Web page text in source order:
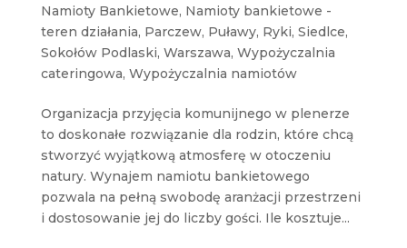
Namioty Bankietowe, Namioty bankietowe -
teren działania, Parczew, Puławy, Ryki, Siedlce,
Sokołów Podlaski, Warszawa, Wypożyczalnia
cateringowa, Wypożyczalnia namiotów
Organizacja przyjęcia komunijnego w plenerze
to doskonałe rozwiązanie dla rodzin, które chcą
stworzyć wyjątkową atmosferę w otoczeniu
natury. Wynajem namiotu bankietowego
pozwala na pełną swobodę aranżacji przestrzeni
i dostosowanie jej do liczby gości. Ile kosztuje...